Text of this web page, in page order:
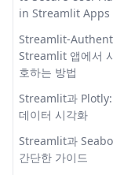
Revolutionizing
GPT-Code UI:
Open Source
ChatGPT Code
GPT-Code UI: 챗
프리터의 오픈 소
How Does
Explaining Large
Models in Detail
문제 해결:
module
attribute 'plot''
소스에서 해결되지
계열 그래프 만드
Pandas read_csv()
Import Data Like
Pandas
문가처럼 데이터 가
Pandas set_index
법
Pandas to_sql()
인 SQL 작성을 위한
NLTK
Quickly Get
Pandas
가하기: 전문가처럼
Pandas
하는 방법
Pandas 데이터프
내보내는 방법
in Streamlit Apps
Streamlit-
Streamlit 앱에서
호하는 방법
Streamlit과 Plotly:
데이터 시각화
Streamlit과
간단한 가이드